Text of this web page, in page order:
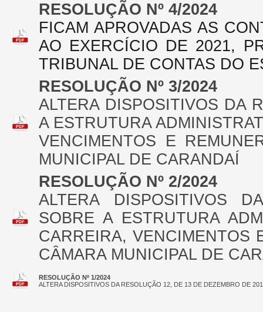
RESOLUÇÃO Nº 4/2024
FICAM APROVADAS AS
AO EXERCÍCIO DE 2021,
TRIBUNAL DE CONTAS DO
RESOLUÇÃO Nº 3/2024
ALTERA DISPOSITIVOS DA
A ESTRUTURA
VENCIMENTOS E
MUNICIPAL DE CARANDAÍ
RESOLUÇÃO Nº 2/2024
ALTERA DISPOSITIVOS
SOBRE A ESTRUTURA
CARREIRA, VENCIMENTOS
CÂMARA MUNICIPAL DE
RESOLUÇÃO Nº 1/2024
ALTERA DISPOSITIVOS DA RESOLUÇÃO 12, DE 13 DE DEZEMBRO DE